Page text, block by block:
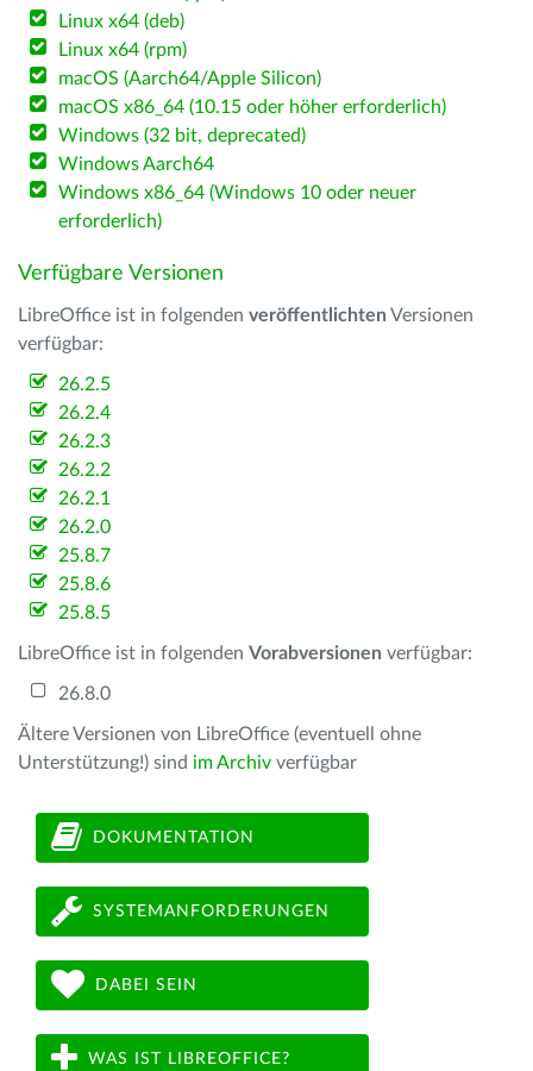
Linux x64 (deb)
Linux x64 (rpm)
macOS (Aarch64/Apple Silicon)
macOS x86_64 (10.15 oder höher erforderlich)
Windows (32 bit, deprecated)
Windows Aarch64
Windows x86_64 (Windows 10 oder neuer
erforderlich)
Verfügbare Versionen
LibreOffice ist in folgenden veröffentlichten Versionen
verfügbar:
26.2.5
26.2.4
26.2.3
26.2.2
26.2.1
26.2.0
25.8.7
25.8.6
25.8.5
LibreOffice ist in folgenden Vorabversionen verfügbar:
26.8.0
Ältere Versionen von LibreOffice (eventuell ohne
Unterstützung!) sind im Archiv verfügbar
DOKUMENTATION
SYSTEMANFORDERUNGEN
DABEI SEIN
WAS IST LIBREOFFICE?